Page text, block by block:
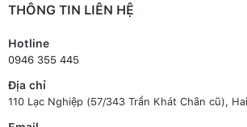
THÔNG TIN LIÊN HỆ
Hotline
0946 355 445
Địa chỉ
110 Lạc Nghiệp (57/343 Trần Khát Chân cũ),